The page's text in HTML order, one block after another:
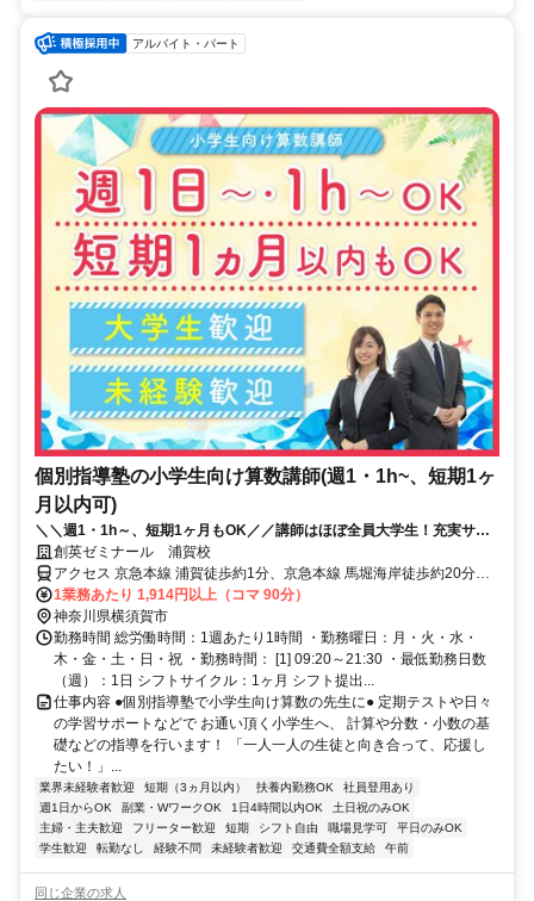
アルバイト・パート
個別指導塾の小学生向け算数講師(週1・1h~、短期1ヶ
月以内可)
＼＼週1・1h～、短期1ヶ月もOK／／講師はほぼ全員大学生！充実サポ
ートで初バイトでも安心◎面接履歴書不要
創英ゼミナール 浦賀校
アクセス 京急本線 浦賀徒歩約1分、京急本線 馬堀海岸徒歩約20分、
京急本線 京急大津徒歩約29分 馬堀海岸駅より自転車で8分、京急大
津駅より自転車で12分
1業務あたり 1,914円以上（コマ 90分）
神奈川県横須賀市
勤務時間 総労働時間：1週あたり1時間 ・勤務曜日：月・火・水・
木・金・土・日・祝 ・勤務時間： [1] 09:20～21:30 ・最低勤務日数
（週）：1日 シフトサイクル：1ヶ月 シフト提出...
仕事内容 ●個別指導塾で小学生向け算数の先生に● 定期テストや日々
の学習サポートなどで お通い頂く小学生へ、 計算や分数・小数の基
礎などの指導を行います！ 「一人一人の生徒と向き合って、応援し
たい！」...
業界未経験者歓迎 短期（3ヵ月以内） 扶養内勤務OK
社員登用あり
週1日からOK
副業・WワークOK 1日4時間以内OK
土日祝のみOK
主婦・主夫歓迎
フリーター歓迎 短期 シフト自由 職場見学可
平日のみOK
学生歓迎
転勤なし 経験不問 未経験者歓迎 交通費全額支給 午前
同じ企業の求人